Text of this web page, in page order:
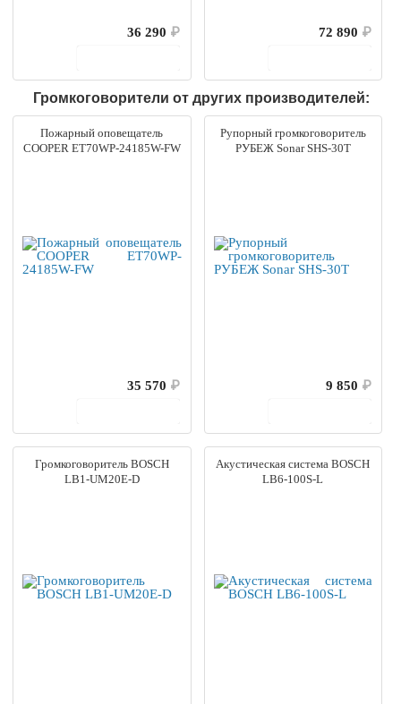
36 290 ₽
72 890 ₽
Громкоговорители от других производителей:
Пожарный оповещатель
COOPER ET70WP-24185W-FW
35 570 ₽
Рупорный громкоговоритель
РУБЕЖ Sonar SHS-30T
9 850 ₽
Громкоговоритель BOSCH
LB1-UM20E-D
Акустическая система BOSCH
LB6-100S-L